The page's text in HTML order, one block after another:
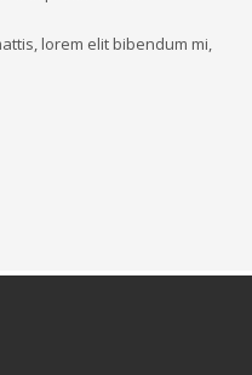
lorem elit bibendum mi,